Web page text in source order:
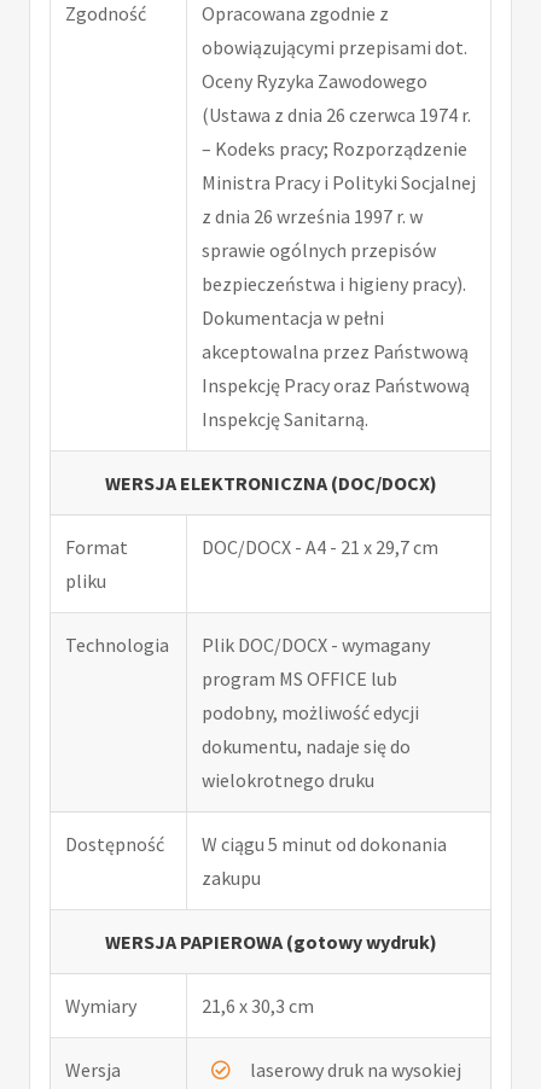
Zgodność
Opracowana zgodnie z
obowiązującymi przepisami dot.
Oceny Ryzyka Zawodowego
(Ustawa z dnia 26 czerwca 1974 r.
– Kodeks pracy; Rozporządzenie
Ministra Pracy i Polityki Socjalnej
z dnia 26 września 1997 r. w
sprawie ogólnych przepisów
bezpieczeństwa i higieny pracy).
Dokumentacja w pełni
akceptowalna przez Państwową
Inspekcję Pracy oraz Państwową
Inspekcję Sanitarną.
WERSJA ELEKTRONICZNA (DOC/DOCX)
Format
pliku
DOC/DOCX - A4 - 21 x 29,7 cm
Technologia
Plik DOC/DOCX - wymagany
program MS OFFICE lub
podobny, możliwość edycji
dokumentu, nadaje się do
wielokrotnego druku
Dostępność
W ciągu 5 minut od dokonania
zakupu
WERSJA PAPIEROWA (gotowy wydruk)
Wymiary 21,6 x 30,3 cm
Wersja laserowy druk na wysokiej